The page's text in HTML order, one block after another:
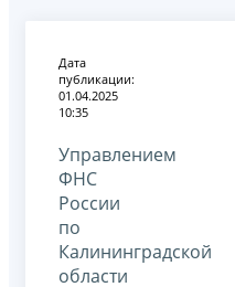
Дата
публикации:
01.04.2025
10:35
Управлением
ФНС
России
по
Калининградской
области